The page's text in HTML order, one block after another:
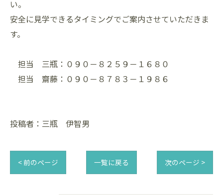
い。
安全に見学できるタイミングでご案内させていただきま
す。
担当 三瓶：０９０－８２５９－１６８０
担当 齋藤：０９０－８７８３－１９８６
投稿者：三瓶 伊智男
< 前のページ 一覧に戻る 次のページ >